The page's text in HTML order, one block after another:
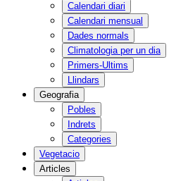
Calendari diari
Calendari mensual
Dades normals
Climatologia per un dia
Primers-Ultims
Llindars
Geografia
Pobles
Indrets
Categories
Vegetacio
Articles